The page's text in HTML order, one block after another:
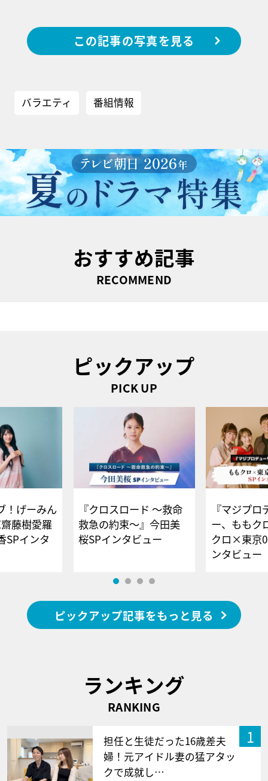
この記事の写真を見る
バラエティ 番組情報
おすすめ記事
RECOMMEND
ピックアップ
PICK UP
！げーみん
藤樹愛羅
SPインタ
『クロスロード ～救命
救急の約束～』今田美
桜SPインタビュー
『マジプロ
ー、ももク
クロ×東京
ンタビュー
ピックアップ記事をもっと見る
ランキング
RANKING
1
担任と生徒だった16歳差夫
婦！元アイドル妻の猛アタッ
クで成就し…